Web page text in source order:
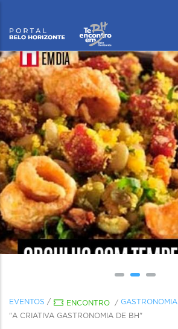
EVENTOS / ENCONTRO / GASTRONOMIA
"A CRIATIVA GASTRONOMIA DE BH"